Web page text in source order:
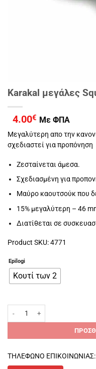
Karakal μεγάλες
4.00€ Με ΦΠΑ
Μεγαλύτερη απο την
σχεδιαστεί για προπόνηση
Ζεσταίνεται άμεσα.
Σχεδιασμένη για
Μαύρο καουτσούκ που
15% μεγαλύτερη – 46
Διατίθεται σε
Product SKU: 4771
Epilogi
Κουτί των 2
ΤΗΛΕΦΩΝΟ ΕΠΙΚΟΙΝΩΝΙΑΣ: